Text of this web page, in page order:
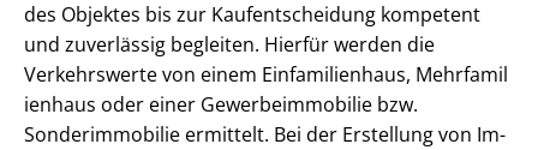
des Objektes bis zur Kauf­ent­schei­dung kompetent
und zuverlässig begleiten. Hierfür werden die
Verkehrswerte von einem Einfamilienhaus, Mehr­fa­mi­l
i­en­haus oder einer Ge­wer­be­im­mo­bi­lie bzw.
Sonderimmobilie ermittelt. Bei der Erstellung von Im­